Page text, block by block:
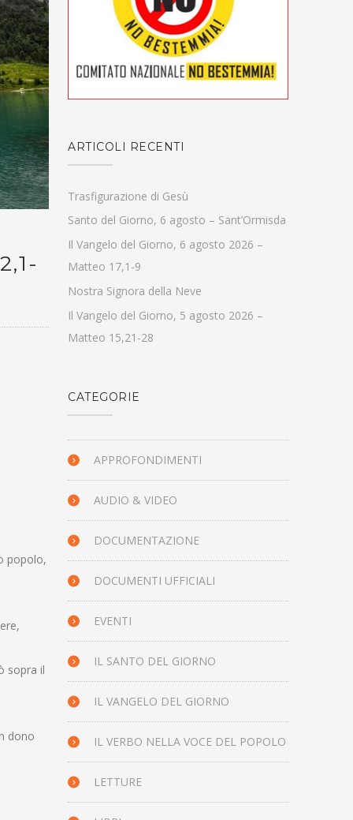
popolo,
sopra il
dono
ARTICOLI RECENTI
Trasfigurazione di Gesù
Santo del Giorno, 6 agosto – Sant’Ormisda
Il Vangelo del Giorno, 6 agosto 2026 –
Matteo 17,1-9
Nostra Signora della Neve
Il Vangelo del Giorno, 5 agosto 2026 –
Matteo 15,21-28
CATEGORIE
APPROFONDIMENTI
AUDIO & VIDEO
DOCUMENTAZIONE
DOCUMENTI UFFICIALI
EVENTI
IL SANTO DEL GIORNO
IL VANGELO DEL GIORNO
IL VERBO NELLA VOCE DEL POPOLO
LETTURE